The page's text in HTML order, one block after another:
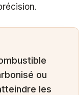
ou
les